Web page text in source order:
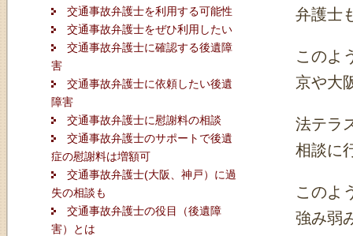
交通事故弁護士を利用する可能性
交通事故弁護士をぜひ利用したい
交通事故弁護士に確認する後遺障
害
交通事故弁護士に依頼したい後遺
障害
交通事故弁護士に慰謝料の相談
交通事故弁護士のサポートで後遺
症の慰謝料は増額可
交通事故弁護士(大阪、神戸）に過
失の相談も
交通事故弁護士の役目（後遺障
害）とは
弁護士
このよ
京や大
法テラ
相談に
このよ
強み弱